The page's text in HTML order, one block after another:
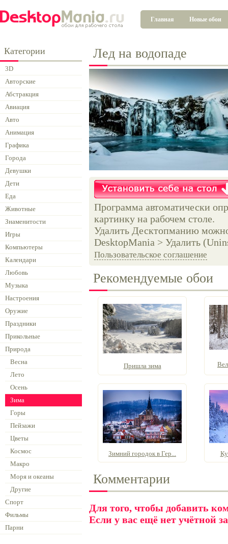
Главная Новые обои
Категории
3D
Авторские
Абстракция
Авиация
Авто
Анимация
Графика
Города
Девушки
Дети
Еда
Животные
Знаменитости
Игры
Компьютеры
Календари
Любовь
Музыка
Настроения
Оружие
Праздники
Прикольные
Природа
Весна
Лето
Осень
Зима
Горы
Пейзажи
Цветы
Космос
Макро
Моря и океаны
Другие
Спорт
Фильмы
Парни
Лед на водопаде
Программа автоматически
картинку на рабочем столе.
Удалить Десктопманию
DesktopMania > Удалить
Пользовательское соглашение
Рекомендуемые обои
Пришла зима
Зимний городок в Гер...
Комментарии
Для того, чтобы добавить
Если у вас ещё нет учётной